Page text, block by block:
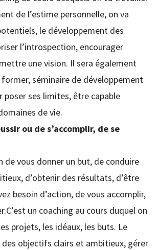
de l’estime personnelle, on va
le développement des
l’introspection, encourager
une vision. Il sera également
séminaire de développement
poser ses limites, être capable
de vie.
ou de s’accomplir, de se
de vous donner un but, de conduire
d’obtenir des résultats, d’être
besoin d’action, de vous accomplir,
un coaching au cours duquel on
projets, les idéaux, les buts. Le
objectifs clairs et ambitieux, gérer